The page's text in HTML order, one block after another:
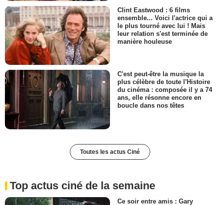
Clint Eastwood : 6 films
ensemble... Voici l'actrice qui a
le plus tourné avec lui ! Mais
leur relation s'est terminée de
manière houleuse
C'est peut-être la musique la
plus célèbre de toute l'Histoire
du cinéma : composée il y a 74
ans, elle résonne encore en
boucle dans nos têtes
Toutes les actus Ciné
Top actus ciné de la semaine
Ce soir entre amis : Gary